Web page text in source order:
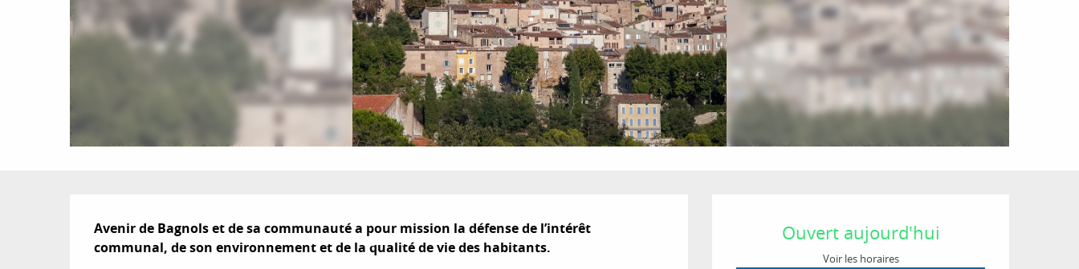
Ouverture et
Ouvert aujourd'hui
Voir les horaires
Description
Avenir de Bagnols et de sa communauté a pour mission la défense de l’intérêt
communal, de son environnement et de la qualité de vie des habitants.